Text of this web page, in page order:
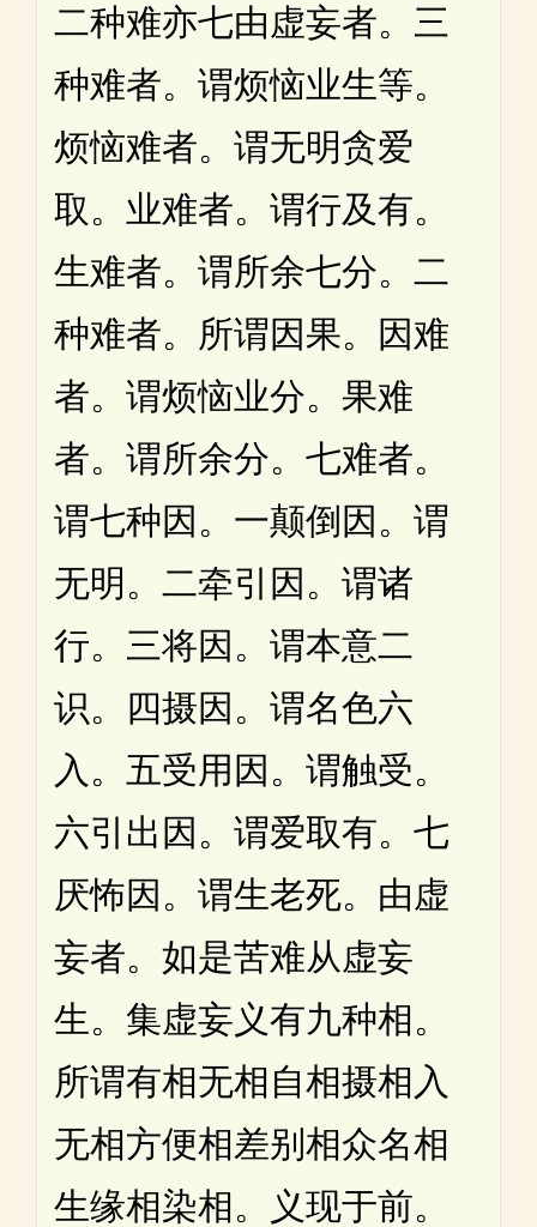
二种难亦七由虚妄者。三
种难者。谓烦恼业生等。
烦恼难者。谓无明贪爱
取。业难者。谓行及有。
生难者。谓所余七分。二
种难者。所谓因果。因难
者。谓烦恼业分。果难
者。谓所余分。七难者。
谓七种因。一颠倒因。谓
无明。二牵引因。谓诸
行。三将因。谓本意二
识。四摄因。谓名色六
入。五受用因。谓触受。
六引出因。谓爱取有。七
厌怖因。谓生老死。由虚
妄者。如是苦难从虚妄
生。集虚妄义有九种相。
所谓有相无相自相摄相入
无相方便相差别相众名相
生缘相染相。义现于前。